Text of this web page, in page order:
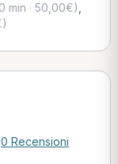
min · 50,00€)
0 Recensioni